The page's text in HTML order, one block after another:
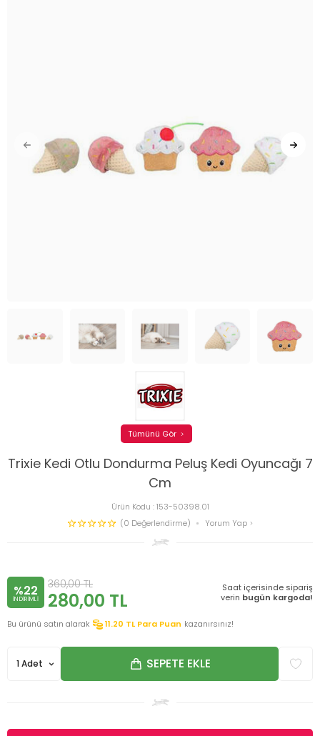
Trixie Kedi Otlu Dondurma Peluş Kedi Oyuncağı 7
Cm
Ürün Kodu :153-50398.01
(0 Değerlendirme)
Yorum Yap
Tümünü Gör
%22
INDIRIMLI
360,00TL
280,00 TL
Saat içerisinde sipariş
verin bugün kargoda!
Bu ürünü satın alarak 11.20 TL Para Puan kazanırsınız!
SEPETE EKLE